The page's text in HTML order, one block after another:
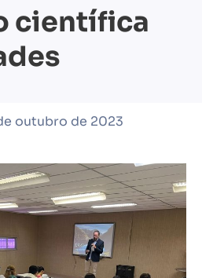
científica
outubro de 2023